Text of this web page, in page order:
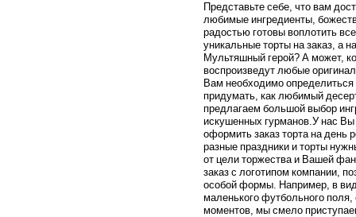
Представьте себе, что вам
любимые ингредиенты,
радостью готовы воплотить
уникальные торты на заказ, а
Мультяшный герой? А может,
воспроизведут любые
Вам необходимо
придумать, как любимый
предлагаем большой выбор
искушенных гурманов.У нас
оформить заказ торта на день
разные праздники и торты
от цели торжества и Вашей
заказ с логотипом компании,
особой формы. Например, в
маленького футбольного
моментов, мы смело